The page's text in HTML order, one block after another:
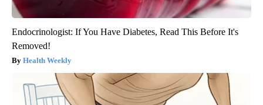
Endocrinologist: If You Have Diabetes, Read This Before It's
Removed!
Health Weekly